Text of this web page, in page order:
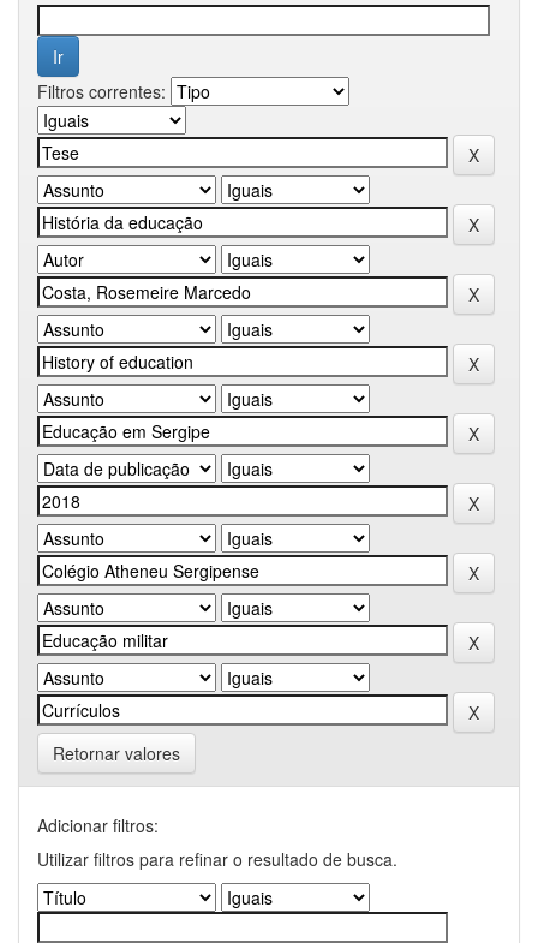
Filtros correntes:
Retornar valores
Adicionar filtros:
Utilizar filtros para refinar o resultado de busca.